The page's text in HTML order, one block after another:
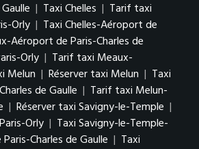
| Taxi Chelles | Tarif taxi
Orly | Taxi Chelles-Aéroport de
Aéroport de Paris-Charles de
Orly | Tarif taxi Meaux-
Melun | Réserver taxi Melun | Taxi
de Gaulle | Tarif taxi Melun-
| Réserver taxi Savigny-le-Temple |
Orly | Taxi Savigny-le-Temple-
Charles de Gaulle | Taxi